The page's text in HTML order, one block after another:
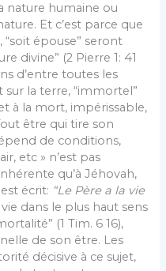
nature humaine ou
Et c’est parce que
“soit épouse” seront
divine” (2 Pierre 1: 41
d’entre toutes les
sur la terre, “immortel”
à la mort, impérissable,
être qui tire son
de conditions,
etc » n’est pas
qu’à Jéhovah,
écrit: “Le Père a la vie
dans le plus haut sens
(1 Tim. 6 16),
de son être. Les
décisive à ce sujet,